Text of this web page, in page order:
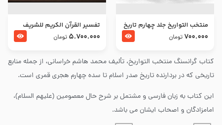
کتاب گرانسنگ منتخب التواريخ، تألیف محمد هاشم خراسانی، از جمله منابع
تاریخی که در بردارنده تاریخ صدر اسلام تا سده چهارم هجری قمری است.
این کتاب به زبان فارسی و مشتمل بر شرح حال معصومین (علیهم السلام)،
امامزادگان و اصحاب ایشان می باشد.
منتخب التواریخ جلد چهارم تاریخ
امام زین العابدین و امام محمد
700.000 تومان
تفسير القرآن الكريم للشريف
المرتضي قدس سرّه
5.700.000 تومان